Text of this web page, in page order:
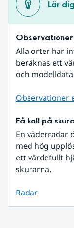
Lär
Alla orter har
beräknas ett
och modelldata.
Observationer
Få koll på
En väderradar
med hög
ett värdefullt
skurarna.
Radar